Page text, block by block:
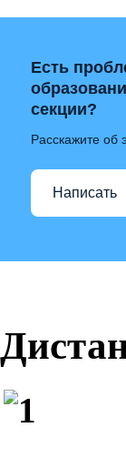
Есть
секции?
Расскажите об
Написать